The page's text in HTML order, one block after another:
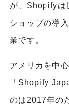
が、Shopifyは
ショップの導
業です。
アメリカを中
「Shopify
のは2017年の